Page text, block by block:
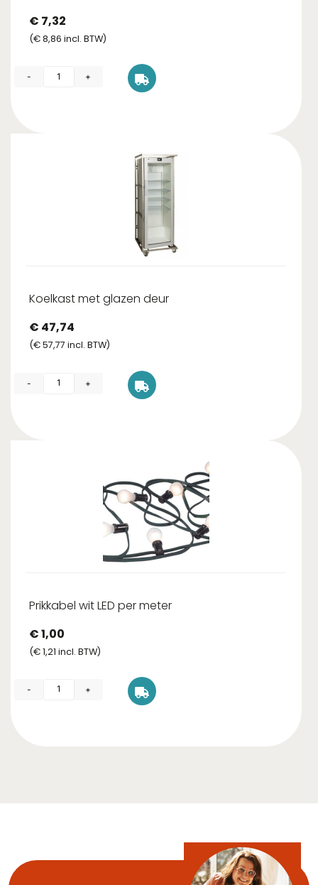
€ 7,32
(€8,86 incl. BTW)
- +
Koelkast met glazen deur
€ 47,74
(€57,77 incl. BTW)
- +
Prikkabel wit LED per meter
€1,00
(€1,21 incl. BTW)
- +